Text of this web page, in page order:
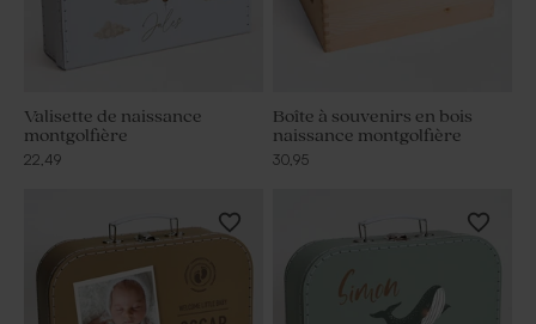
Valisette de naissance
montgolfière
22,49
Boîte à souvenirs en bois
naissance montgolfière
30,95